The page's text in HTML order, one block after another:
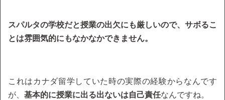
スパルタの学校だと授業の出欠にも厳しいので、サボるこ
とは雰囲気的にもなかなかできません。
これはカナダ留学していた時の実際の経験からなんです
が、 基本的に授業に出る出ないは自己責任なんですね。